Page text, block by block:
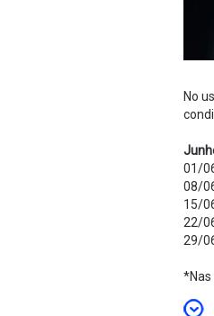
No
01/
08/
15/
22/
29/
*Nas